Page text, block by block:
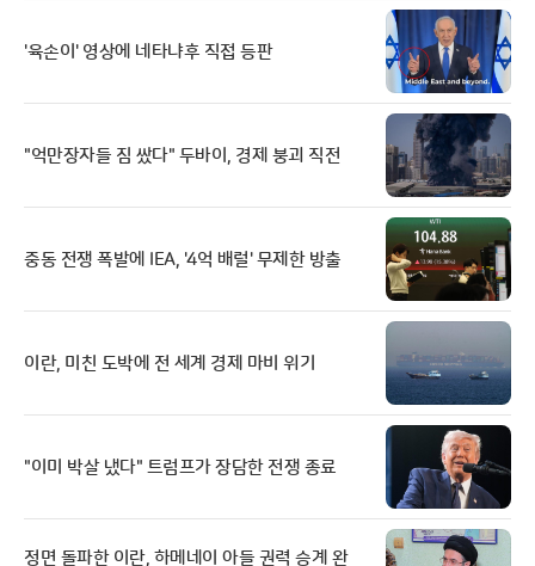
'육손이' 영상에 네타냐후 직접 등판
"억만장자들 짐 쌌다" 두바이, 경제 붕괴 직전
중동 전쟁 폭발에 IEA, '4억 배럴' 무제한 방출
이란, 미친 도박에 전 세계 경제 마비 위기
"이미 박살 냈다" 트럼프가 장담한 전쟁 종료
정면 돌파한 이란, 하메네이 아들 권력 승계 완